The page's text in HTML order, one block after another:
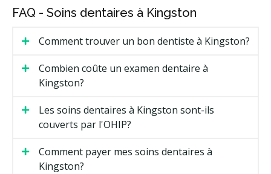
FAQ - Soins dentaires à Kingston
Comment trouver un bon dentiste à Kingston?
Combien coûte un examen dentaire à
Kingston?
Les soins dentaires à Kingston sont-ils
couverts par l'OHIP?
Comment payer mes soins dentaires à
Kingston?